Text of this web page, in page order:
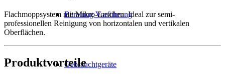
Beratung Vorführung
Gebrauchtgeräte
Flachmoppsystem mit Mikro-Laschen. Ideal zur semi-
professionellen Reinigung von horizontalen und vertikalen
Oberflächen.
Produktvorteile